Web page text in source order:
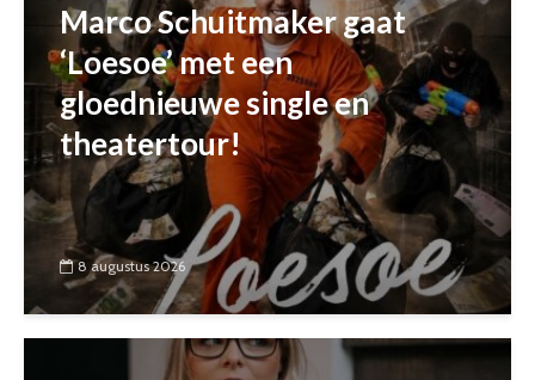
Marco Schuitmaker gaat
‘Loesoe’ met een
gloednieuwe single en
theatertour!
8 augustus 2026